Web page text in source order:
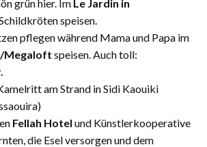
grün hier. Im Le Jardin in
speisen.
pflegen während Mama und Papa im
Megaloft speisen. Auch toll:
am Strand in Sidi Kaouiki
Fellah Hotel und Künstlerkooperative
die Esel versorgen und dem